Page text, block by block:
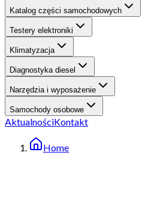
Katalog części samochodowych
Testery elektroniki
Klimatyzacja
Diagnostyka diesel
Narzędzia i wyposażenie
Samochody osobowe
AktualnościKontakt
Home